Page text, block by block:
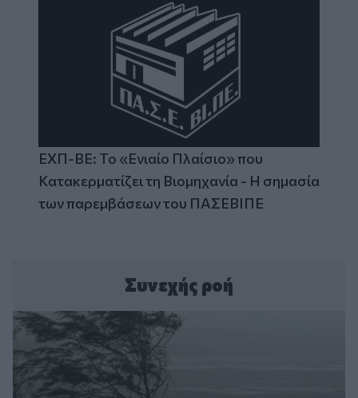
ΕΧΠ-ΒΕ: Το «Ενιαίο Πλαίσιο» που
Κατακερματίζει τη Βιομηχανία - Η σημασία
των παρεμβάσεων του ΠΑΣΕΒΙΠΕ
Συνεχής ροή